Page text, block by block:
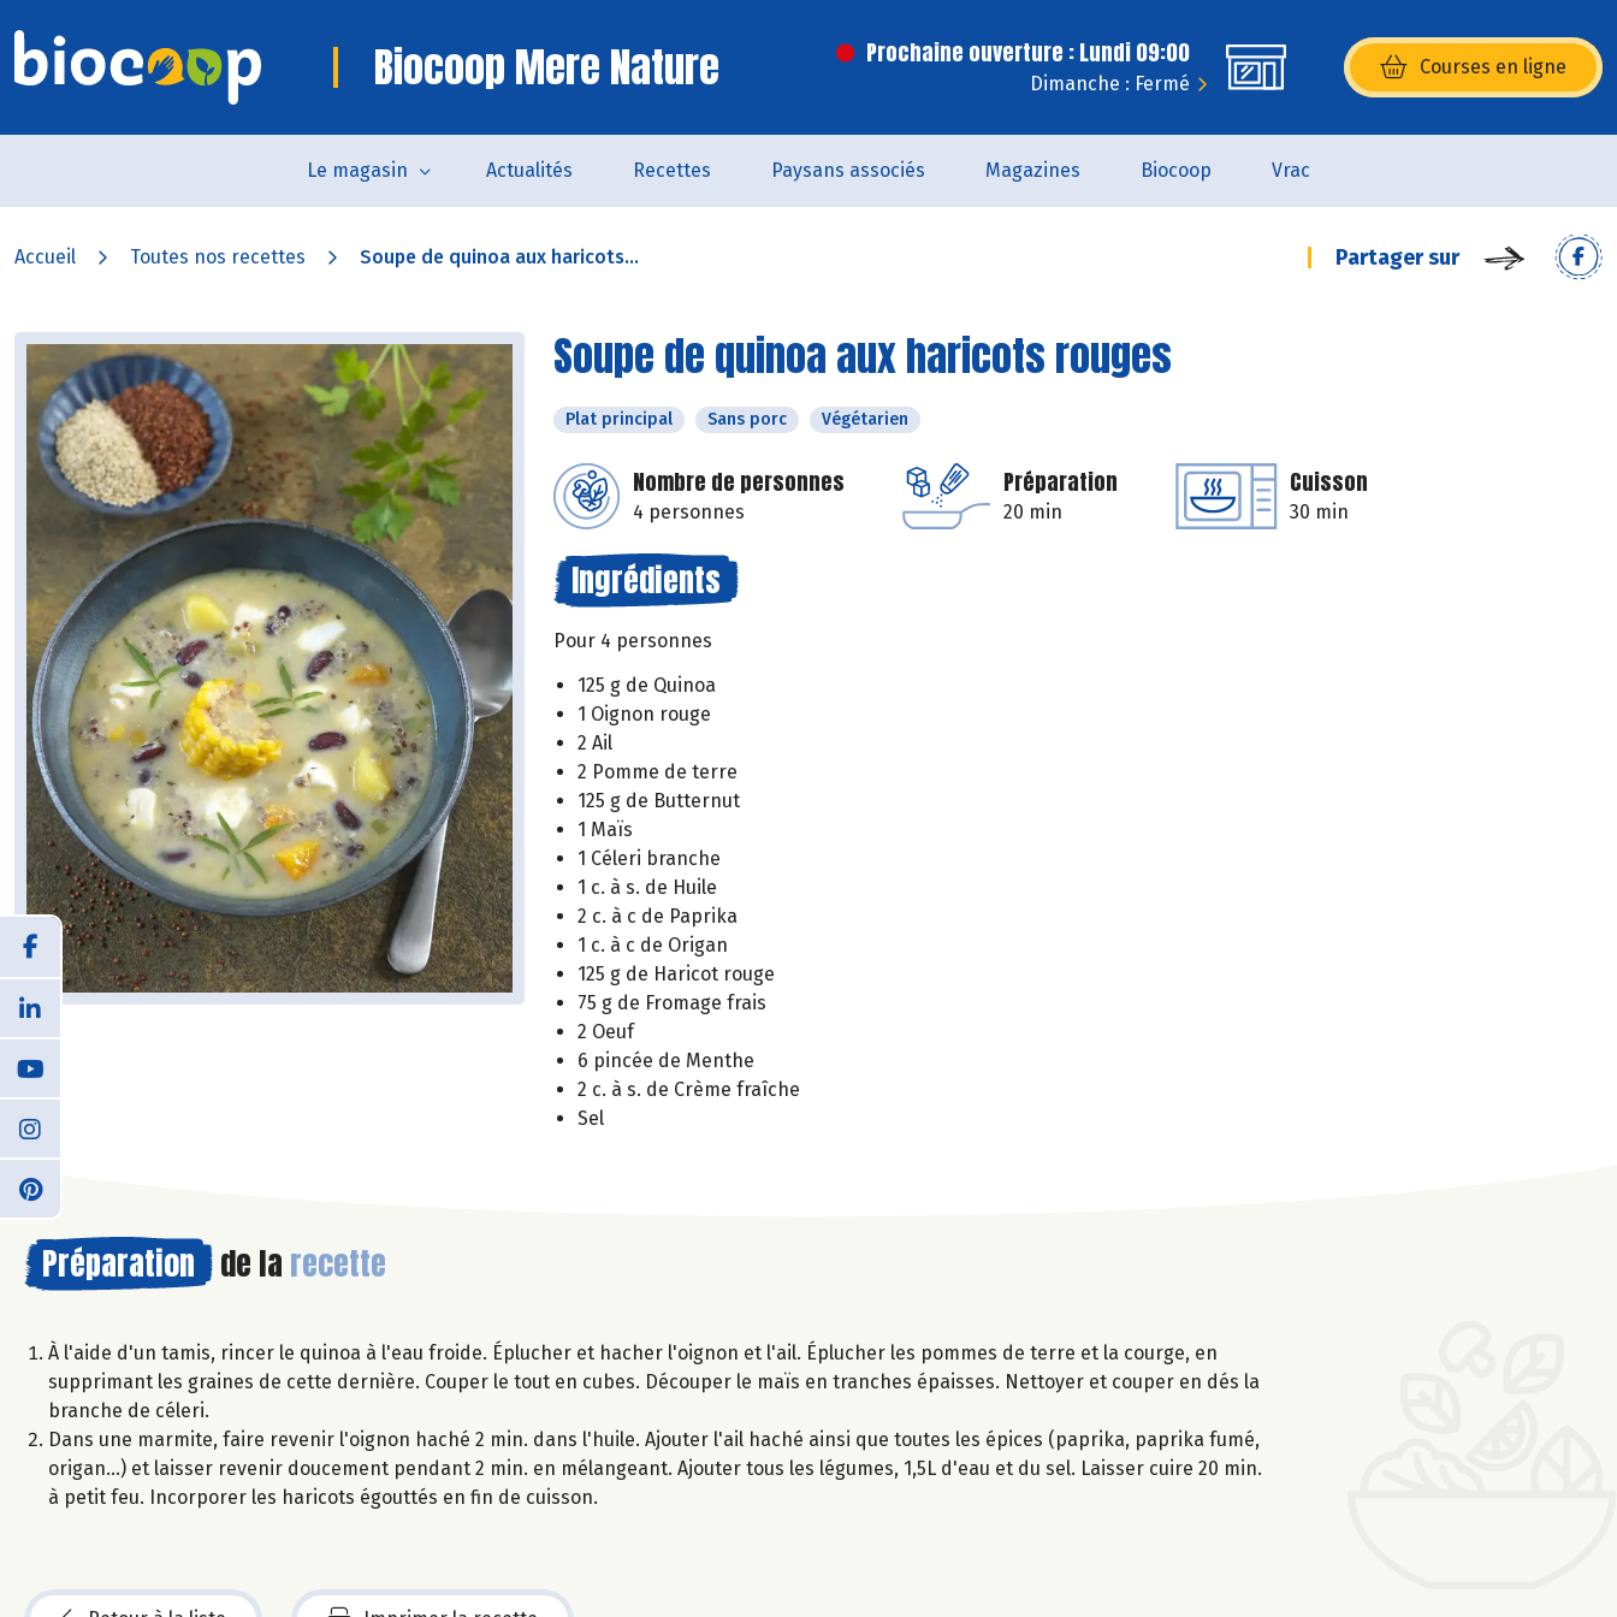
Biocoop Mere Nature Prochaine ouverture : Lundi 09:00
Dimanche : Fermé
Courses en ligne
(s’ouvre dans une nouvelle
Le magasin Actualités Recettes Paysans associés Magazines Biocoop Vrac
Accueil Toutes nos recettes Soupe de quinoa aux haricots... Partager sur
Soupe de quinoa aux haricots rouges
Plat principal Sans porc Végétarien
Nombre de personnes
4 personnes
Préparation
20 min
Cuisson
30 min
Ingrédients
Pour 4 personnes
125 g de Quinoa
1 Oignon rouge
2 Ail
2 Pomme de terre
125 g de Butternut
1 Maïs
1 Céleri branche
1 c. à s. de Huile
2 c. à c de Paprika
1 c. à c de Origan
125 g de Haricot rouge
75 g de Fromage frais
2 Oeuf
6 pincée de Menthe
2 c. à s. de Crème fraîche
Sel
Préparation de la recette
À l'aide d'un tamis, rincer le quinoa à l'eau froide. Éplucher et hacher l'oignon et l'ail. Éplucher les pommes de terre et la courge, en
supprimant les graines de cette dernière. Couper le tout en cubes. Découper le maïs en tranches épaisses. Nettoyer et couper en dés la
branche de céleri.
Dans une marmite, faire revenir l'oignon haché 2 min. dans l'huile. Ajouter l'ail haché ainsi que toutes les épices (paprika, paprika fumé,
origan...) et laisser revenir doucement pendant 2 min. en mélangeant. Ajouter tous les légumes, 1,5L d'eau et du sel. Laisser cuire 20 min.
à petit feu. Incorporer les haricots égouttés en fin de cuisson.